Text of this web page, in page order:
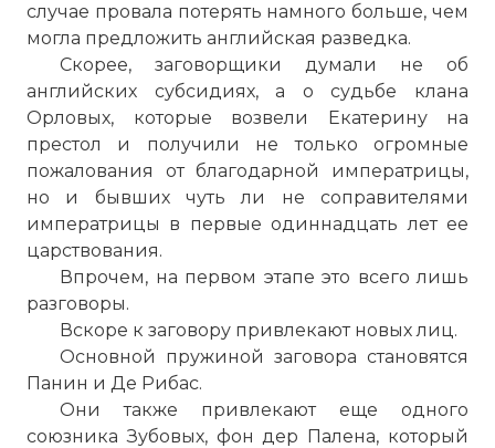
случае провала потерять намного больше, чем
могла предложить английская разведка.
Скорее, заговорщики думали не об
английских субсидиях, а о судьбе клана
Орловых, которые возвели Екатерину на
престол и получили не только огромные
пожалования от благодарной императрицы,
но и бывших чуть ли не соправителями
императрицы в первые одиннадцать лет ее
царствования.
Впрочем, на первом этапе это всего лишь
разговоры.
Вскоре к заговору привлекают новых лиц.
Основной пружиной заговора становятся
Панин и Де Рибас.
Они также привлекают еще одного
союзника Зубовых, фон дер Палена, который